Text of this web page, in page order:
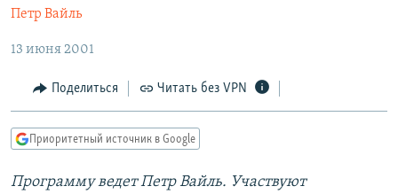
навигации
Вернутся
поиску
КУЛЬТУРА
IDEL.РЕАЛИИ
КАВКАЗ.РЕАЛИИ
СИБИРЬ.РЕАЛИИ
РАСПИСАНИЕ ВЕЩАНИЯ
Петр Вайль
13 июня 2001
Поделиться Читать без VPN
Приоритетный источник в Google
Программу ведет Петр Вайль. Участвуют